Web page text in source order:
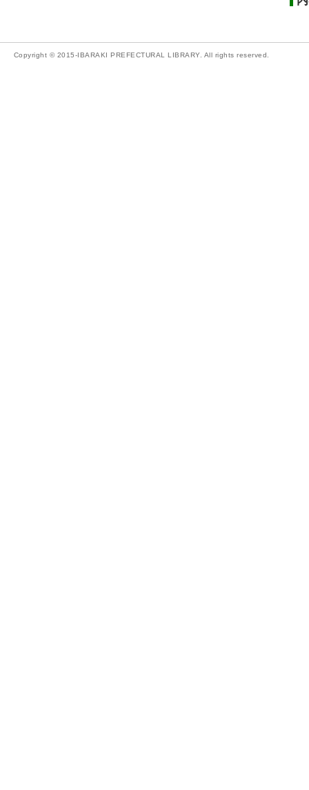
Copyright © 2015-IBARAKI PREFECTURAL LIBRARY. All rights reserved.